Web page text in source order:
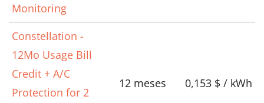
Monitoring
Constellation -
12Mo Usage Bill
Credit + A/C
Protection for 2
12 meses 0,153 $ / kWh